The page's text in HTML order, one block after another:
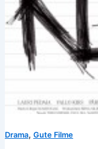
Drama, Gute Filme